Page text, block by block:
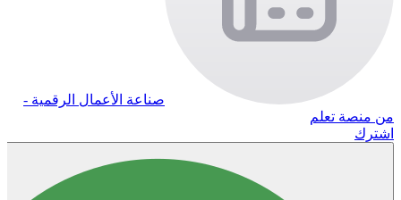
صناعة الأعمال الرقمية -
من منصة تعلم
اشترك